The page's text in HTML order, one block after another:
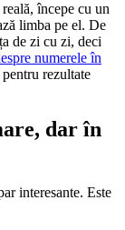
începe cu un
limba pe el. De
de zi cu zi, deci
numerele în
pentru rezultate
dar în
interesante. Este